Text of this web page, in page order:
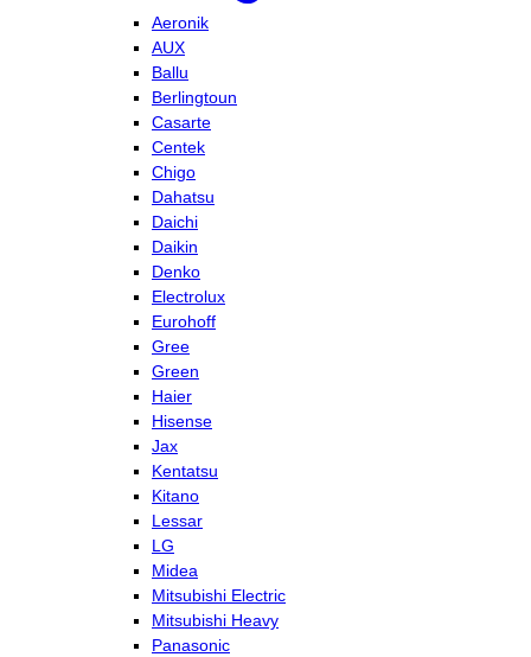
Aeronik
AUX
Ballu
Berlingtoun
Casarte
Centek
Chigo
Dahatsu
Daichi
Daikin
Denko
Electrolux
Eurohoff
Gree
Green
Haier
Hisense
Jax
Kentatsu
Kitano
Lessar
LG
Midea
Mitsubishi Electric
Mitsubishi Heavy
Panasonic